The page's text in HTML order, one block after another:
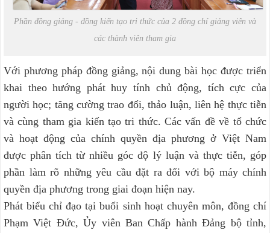
Phần đồng giảng - đồng kiến tạo tri thức của 2 đồng chí giảng viên và
các thành viên tham gia
Với phương pháp đồng giảng, nội dung bài học được triển
khai theo hướng phát huy tính chủ động, tích cực của
người học; tăng cường trao đổi, thảo luận, liên hệ thực tiễn
và cùng tham gia kiến tạo tri thức. Các vấn đề về tổ chức
và hoạt động của chính quyền địa phương ở Việt Nam
được phân tích từ nhiều góc độ lý luận và thực tiễn, góp
phần làm rõ những yêu cầu đặt ra đối với bộ máy chính
quyền địa phương trong giai đoạn hiện nay.
Phát biểu chỉ đạo tại buổi sinh hoạt chuyên môn, đồng chí
Phạm Việt Đức, Ủy viên Ban Chấp hành Đảng bộ tỉnh,